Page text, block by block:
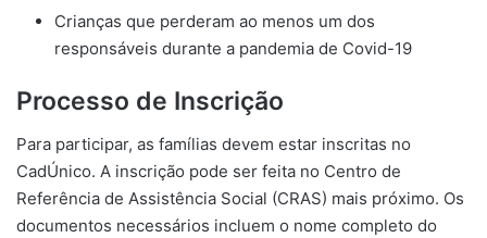
Crianças que perderam ao menos um dos
responsáveis durante a pandemia de Covid-19
Processo de Inscrição
Para participar, as famílias devem estar inscritas no
CadÚnico. A inscrição pode ser feita no Centro de
Referência de Assistência Social (CRAS) mais próximo. Os
documentos necessários incluem o nome completo do